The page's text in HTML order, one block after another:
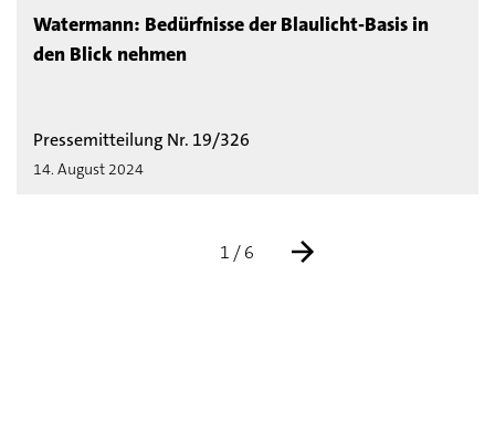
Watermann: Bedürfnisse der Blaulicht-Basis in
den Blick nehmen
Pressemitteilung Nr. 19/326
14. August 2024
1 / 6